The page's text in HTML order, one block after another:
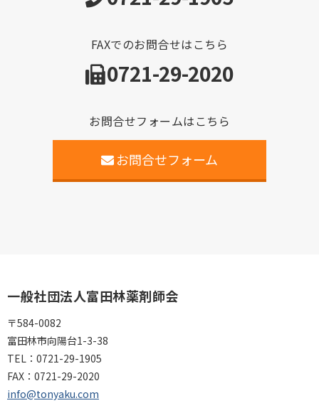
FAXでのお問合せはこちら
0721-29-2020
お問合せフォームはこちら
お問合せフォーム
一般社団法人富田林薬剤師会
〒584-0082
富田林市向陽台1-3-38
TEL： 0721-29-1905
FAX： 0721-29-2020
info@tonyaku.com